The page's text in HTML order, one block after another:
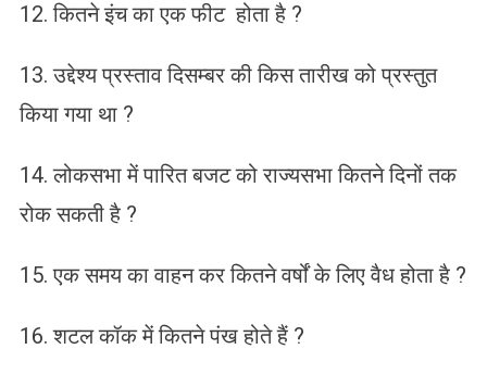
12. कितने इंच का एक फीट होता है ?
13. उद्देश्य प्रस्ताव दिसम्बर की किस तारीख को प्रस्तुत
किया गया था ?
14. लोकसभा में पारित बजट को राज्यसभा कितने दिनों तक
रोक सकती है ?
15. एक समय का वाहन कर कितने वर्षों के लिए वैध होता है ?
16. शटल कॉक में कितने पंख होते हैं ?